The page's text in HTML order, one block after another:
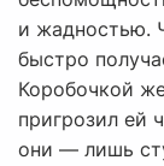
и жадностью.
быстро
Коробочкой
пригрозил ей
они — лишь